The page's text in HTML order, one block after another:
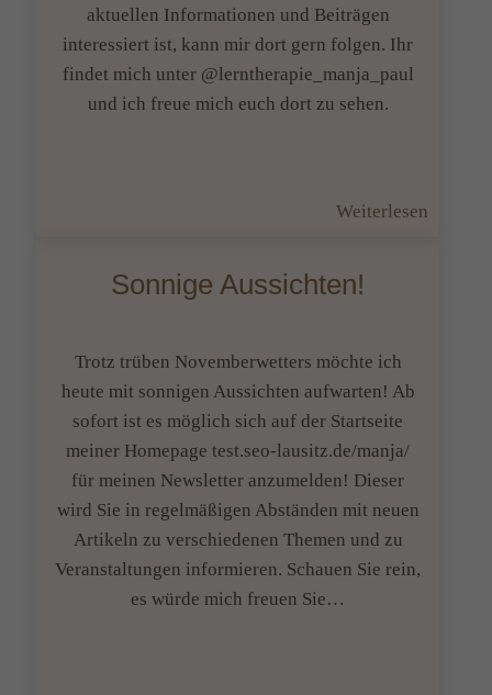
aktuellen Informationen und Beiträgen
interessiert ist, kann mir dort gern folgen. Ihr
findet mich unter @lerntherapie_manja_paul
und ich freue mich euch dort zu sehen.
Weiterlesen
Sonnige Aussichten!
Trotz trüben Novemberwetters möchte ich
heute mit sonnigen Aussichten aufwarten! Ab
sofort ist es möglich sich auf der Startseite
meiner Homepage test.seo-lausitz.de/manja/
für meinen Newsletter anzumelden! Dieser
wird Sie in regelmäßigen Abständen mit neuen
Artikeln zu verschiedenen Themen und zu
Veranstaltungen informieren. Schauen Sie rein,
es würde mich freuen Sie…